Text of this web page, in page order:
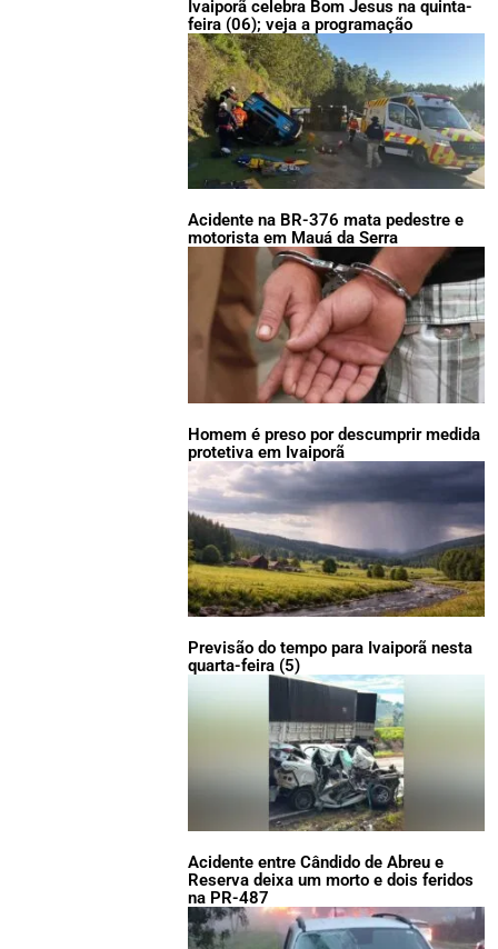
Ivaiporã celebra Bom Jesus na quinta-
feira (06); veja a programação
Acidente na BR-376 mata pedestre e
motorista em Mauá da Serra
Homem é preso por descumprir medida
protetiva em Ivaiporã
Previsão do tempo para Ivaiporã nesta
quarta-feira (5)
Acidente entre Cândido de Abreu e
Reserva deixa um morto e dois feridos
na PR-487